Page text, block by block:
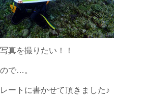
真を撮りたい！！
で…。
ートに書かせて頂きました♪